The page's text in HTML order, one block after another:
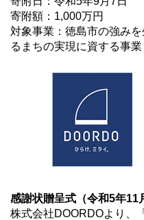
寄附額：1,000万円
対象事業：徳島市の強み
るまちの実現に資する事業
感謝状贈呈式（令和5年11
株式会社DOORDOより、